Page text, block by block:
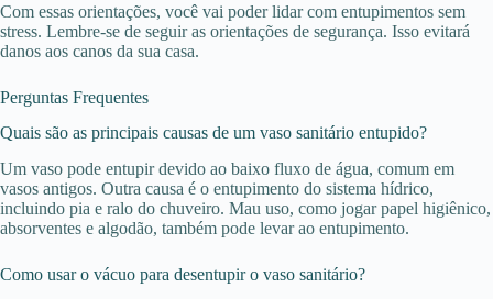
Com essas orientações, você vai poder lidar com entupimentos sem
stress. Lembre-se de seguir as orientações de segurança. Isso evitará
danos aos canos da sua casa.
Perguntas Frequentes
Quais são as principais causas de um vaso sanitário entupido?
Um vaso pode entupir devido ao baixo fluxo de água, comum em
vasos antigos. Outra causa é o entupimento do sistema hídrico,
incluindo pia e ralo do chuveiro. Mau uso, como jogar papel higiênico,
absorventes e algodão, também pode levar ao entupimento.
Como usar o vácuo para desentupir o vaso sanitário?